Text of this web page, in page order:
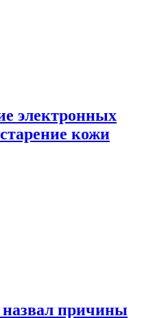
электронных
кожи
причины